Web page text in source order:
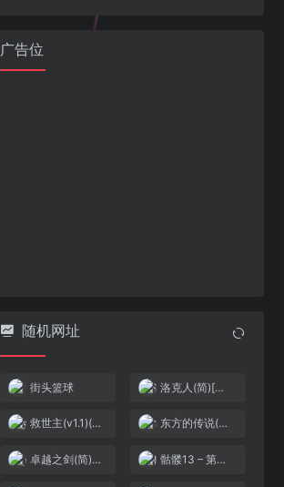
广告位
随机网址
街头篮球 洛克人(简)[俞亮](JP)[ACT](1Mb)
救世主(v1.1)(简)[汉化你妹](JP)[ACT](8Mb) 东方的传说(繁)[外星科技](JP)[RPG](1Mb)
卓越之剑(简)[恒格电子](CN)[RPG](8Mb) 骷髅13 – 第一章 – 诸神的黄昏(v1.1)(简)[DMG](JP)[ACT](4Mb)